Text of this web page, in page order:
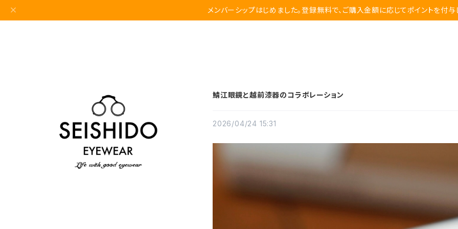
メンバーシップはじめました。登録無料で、ご購入金額に応じてポイントを付与
鯖江眼鏡と越前漆器のコラボレーション
2026/04/24 15:31